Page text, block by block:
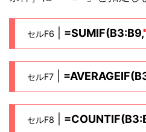
セルF6 =SUMIF(B3:B9,
セルF7
セルF8